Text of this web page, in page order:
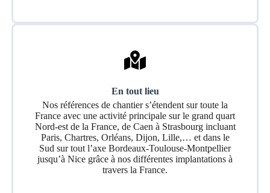
En tout lieu
Nos références de chantier s’étendent sur toute la
France avec une activité principale sur le grand quart
Nord-est de la France, de Caen à Strasbourg incluant
Paris, Chartres, Orléans, Dijon, Lille,… et dans le
Sud sur tout l’axe Bordeaux-Toulouse-Montpellier
jusqu’à Nice grâce à nos différentes implantations à
travers la France.